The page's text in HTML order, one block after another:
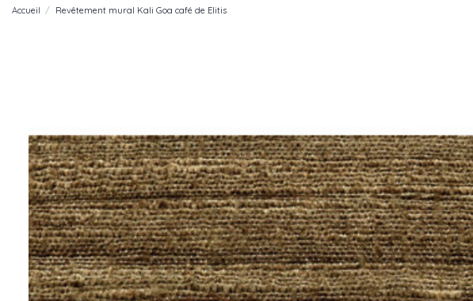
Accueil Revêtement mural Kali Goa café de Elitis